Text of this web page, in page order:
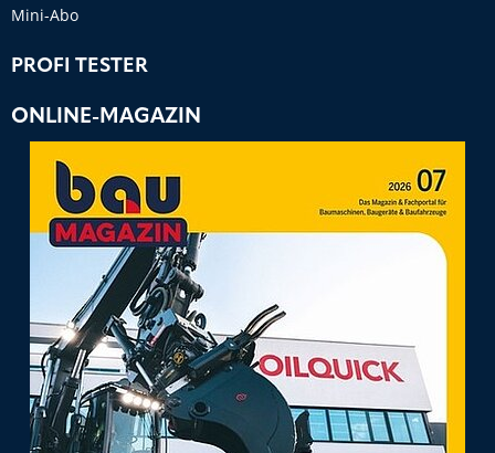
Mini-Abo
PROFI TESTER
ONLINE-MAGAZIN